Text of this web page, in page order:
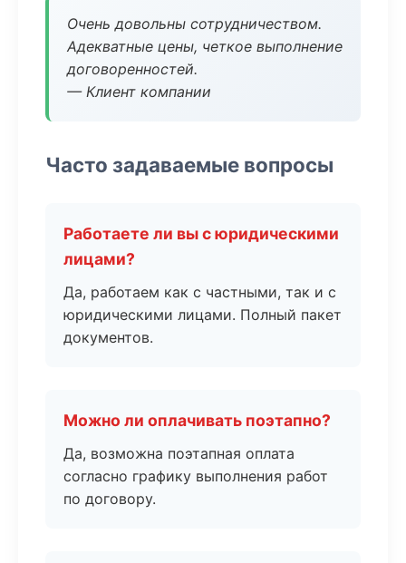
Очень довольны сотрудничеством.
Адекватные цены, четкое выполнение
договоренностей.
— Клиент компании
Часто задаваемые вопросы
Работаете ли вы с юридическими
лицами?
Да, работаем как с частными, так и с
юридическими лицами. Полный пакет
документов.
Можно ли оплачивать поэтапно?
Да, возможна поэтапная оплата
согласно графику выполнения работ
по договору.